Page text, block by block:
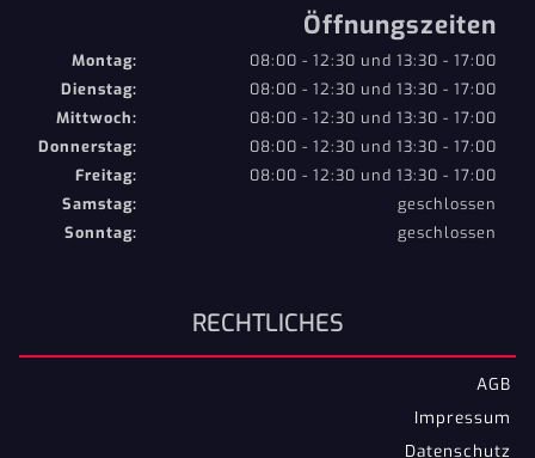
Öffnungszeiten
Montag:
08:00 - 12:30 und 13:30 - 17:00
Dienstag:
08:00 - 12:30 und 13:30 - 17:00
Mittwoch:
08:00 - 12:30 und 13:30 - 17:00
Donnerstag:
08:00 - 12:30 und 13:30 - 17:00
Freitag:
08:00 - 12:30 und 13:30 - 17:00
Samstag:
geschlossen
Sonntag:
geschlossen
RECHTLICHES
AGB
Impressum
Datenschutz